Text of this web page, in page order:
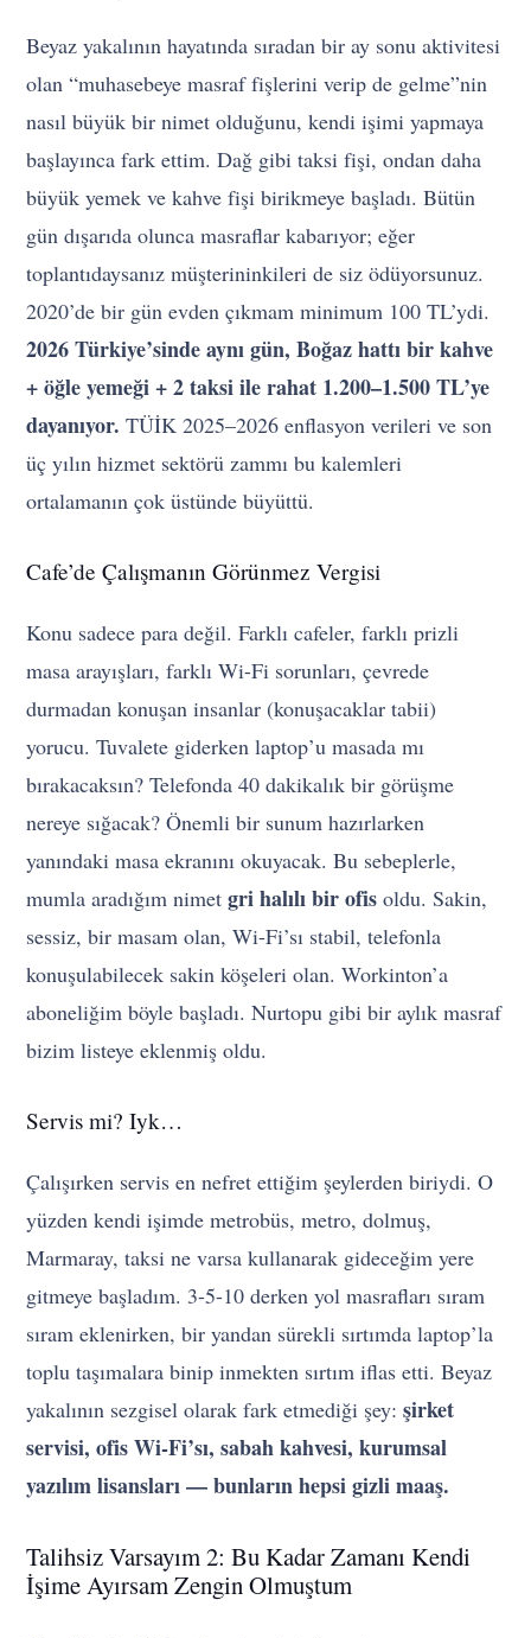
Beyaz yakalının hayatında sıradan bir ay sonu aktivitesi
olan “muhasebeye masraf fişlerini verip de gelme”nin
nasıl büyük bir nimet olduğunu, kendi işimi yapmaya
başlayınca fark ettim. Dağ gibi taksi fişi, ondan daha
büyük yemek ve kahve fişi birikmeye başladı. Bütün
gün dışarıda olunca masraflar kabarıyor; eğer
toplantıdaysanız müşterininkileri de siz ödüyorsunuz.
2020’de bir gün evden çıkmam minimum 100 TL’ydi.
2026 Türkiye’sinde aynı gün, Boğaz hattı bir kahve
+ öğle yemeği + 2 taksi ile rahat 1.200–1.500 TL’ye
dayanıyor. TÜİK 2025–2026 enflasyon verileri ve son
üç yılın hizmet sektörü zammı bu kalemleri
ortalamanın çok üstünde büyüttü.
Cafe’de Çalışmanın Görünmez Vergisi
Konu sadece para değil. Farklı cafeler, farklı prizli
masa arayışları, farklı Wi-Fi sorunları, çevrede
durmadan konuşan insanlar (konuşacaklar tabii)
yorucu. Tuvalete giderken laptop’u masada mı
bırakacaksın? Telefonda 40 dakikalık bir görüşme
nereye sığacak? Önemli bir sunum hazırlarken
yanındaki masa ekranını okuyacak. Bu sebeplerle,
mumla aradığım nimetgri halılı bir ofis oldu. Sakin,
sessiz, bir masam olan, Wi-Fi’sı stabil, telefonla
konuşulabilecek sakin köşeleri olan. Workinton’a
aboneliğim böyle başladı. Nurtopu gibi bir aylık masraf
bizim listeye eklenmiş oldu.
Servis mi? Iyk…
Çalışırken servis en nefret ettiğim şeylerden biriydi. O
yüzden kendi işimde metrobüs, metro, dolmuş,
Marmaray, taksi ne varsa kullanarak gideceğim yere
gitmeye başladım. 3-5-10 derken yol masrafları sıram
sıram eklenirken, bir yandan sürekli sırtımda laptop’la
toplu taşımalara binip inmekten sırtım iflas etti. Beyaz
yakalının sezgisel olarak fark etmediği şey:şirket
servisi, ofis Wi-Fi’sı, sabah kahvesi, kurumsal
yazılım lisansları — bunların hepsi gizli maaş.
Talihsiz Varsayım 2: Bu Kadar Zamanı Kendi
İşime Ayırsam Zengin Olmuştum